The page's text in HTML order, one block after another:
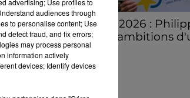
Stars'Terre 2026 :
dévoile les ambitions
À quelques semaines de la
édition de Stars'Terre,
advertising; Use profiles to
audiences through
to personalise content; Use
detect fraud, and fix errors;
may process personal
information actively
devices; Identify devices